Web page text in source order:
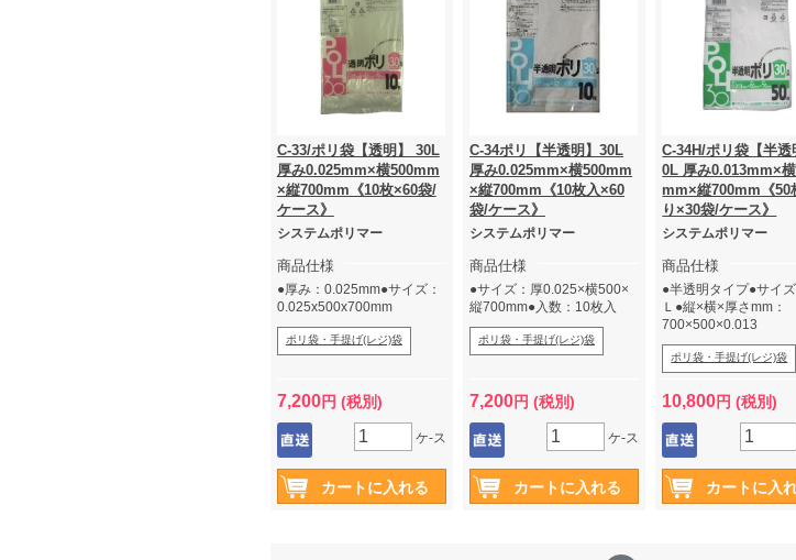
C-33/ポリ袋【透明】 30L
厚み0.025mm×横500mm
×縦700mm《10枚×60袋/
ケース》
システムポリマー
商品仕様
●厚み：0.025mm●サイズ：
0.025x500x700mm
ポリ袋・手提げ(レジ)袋
7,200円 (税別)
ケ-ス
C-34ポリ【半透明】30L
厚み0.025mm×横500mm
×縦700mm《10枚入×60
袋/ケース》
システムポリマー
商品仕様
●サイズ：厚0.025×横500×
縦700mm●入数：10枚入
ポリ袋・手提げ(レジ)袋
7,200円 (税別)
ケ-ス
C-34H/ポリ袋【半透
0L 厚み0.013mm×
mm×縦700mm《50
り×30袋/ケース》
システムポリマー
商品仕様
●半透明タイプ●サイ
Ｌ●縦×横×厚さmm：
700×500×0.013
ポリ袋・手提げ(レジ)袋
10,800円 (税別)